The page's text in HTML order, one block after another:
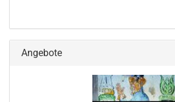
Angebote